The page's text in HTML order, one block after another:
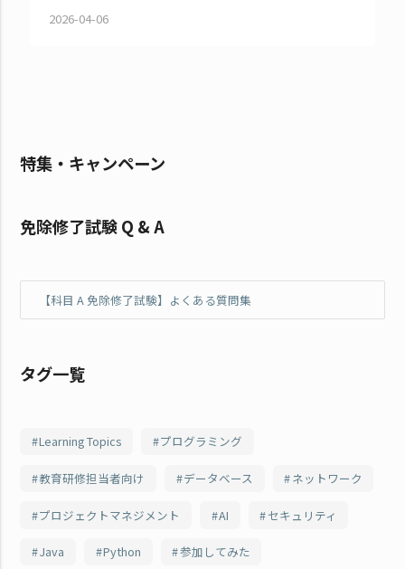
2026-04-06
特集・キャンペーン
免除修了試験 Q & A
【科目 A 免除修了試験】よくある質問集
タグ一覧
Learning Topics プログラミング
教育研修担当者向け データベース ネットワーク
プロジェクトマネジメント AI セキュリティ
Java Python 参加してみた